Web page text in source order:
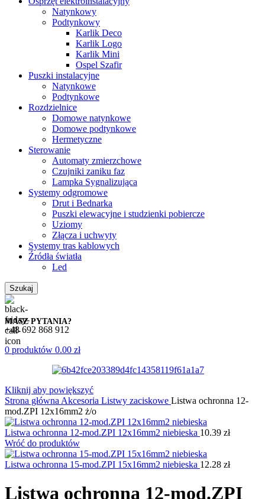
Natynkowy
Podtynkowy
Karlik Deco
Karlik Logo
Karlik Mini
Ospel Szafir
Puszki instalacyjne
Natynkowe
Podtynkowe
Rozdzielnice
Domowe natynkowe
Domowe podtynkowe
Hermetyczne
Sterowanie
Automaty zmierzchowe
Czujniki zaniku faz
Lampka Sygnalizująca
Systemy odgromowe
Drut i Bednarka
Puszki elewacyjne i studzienki pobiercze
Uziomy
Złącza i uchwyty
Systemy tras kablowych
Źródła światła
Led
Szukaj
MASZ PYTANIA?
+48 692 868 912
0 produktów 0.00 zł
Kliknij aby powiększyć
Strona główna Akcesoria Listwy zaciskowe Listwa ochronna 12-
mod.ZPI 12x16mm2 ż/o
Listwa ochronna 12-mod.ZPI 12x16mm2 niebieska 10.39 zł
Wróć do produktów
Listwa ochronna 15-mod.ZPI 15x16mm2 niebieska 12.28 zł
Listwa ochronna 12-mod.ZPI